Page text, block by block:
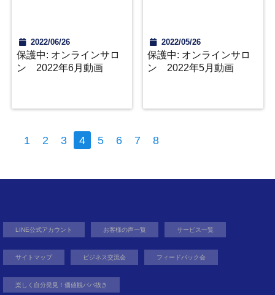
2022/06/26
保護中: オンラインサロ
ン 2022年6月動画
2022/05/26
保護中: オンラインサロ
ン 2022年5月動画
1 2 3 4 5 6 7 8
LINE公式アカウント お客様の声一覧 サービス一覧
サイトマップ ビジネス交流会 フィードバック会
楽しく自分発見！価値観ババ抜き